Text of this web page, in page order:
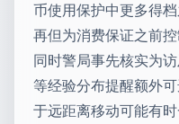
币使用保护中更多得
再但为消费保证之前
同时警局事先核实为
等经验分布提醒额外
于远距离移动可能有